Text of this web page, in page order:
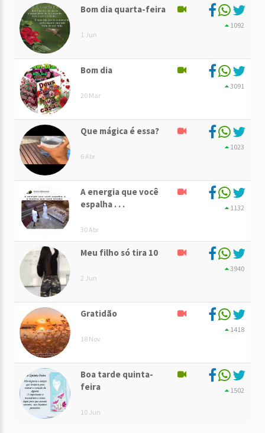
Bom dia quarta-feira
1 Jun
1092
Bom dia
20 Mar
3091
Que mágica é essa?
6 Abr
1023
A energia que você
espalha . . .
30 Abr
1132
Meu filho só tira 10
2 Jun
3940
Gratidão
18 Nov
1418
Boa tarde quinta-
feira
10 Jun
1502